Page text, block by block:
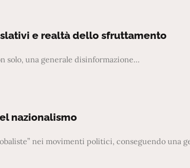
e realtà dello sfruttamento
solo, una generale disinformazione…
nazionalismo
nei movimenti politici, conseguendo una